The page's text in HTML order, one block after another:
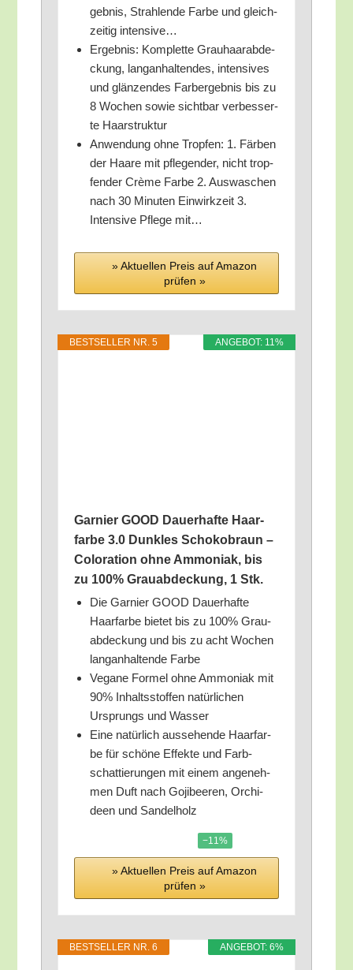
geb­nis, Strah­len­de Far­be und gleich­
zei­tig intensive…
Ergeb­nis: Kom­plet­te Grau­haar­ab­de­
ckung, lang­an­hal­ten­des, inten­si­ves
und glän­zen­des Farb­er­geb­nis bis zu
8 Wochen sowie sicht­bar ver­bes­ser­
te Haarstruktur
Anwen­dung ohne Trop­fen: 1. Fär­ben
der Haa­re mit pfle­gen­der, nicht trop­
fen­der Crè­me Far­be 2. Aus­wa­schen
nach 30 Minu­ten Ein­wirk­zeit 3.
Inten­si­ve Pfle­ge mit…
» Aktu­el­len Preis auf Ama­zon
prü­fen »
ANGE­BOT: 11%
BEST­SEL­LER NR. 5
Gar­nier GOOD Dau­er­haf­te Haar­
far­be 3.0 Dunk­les Scho­ko­braun –
Colo­ra­ti­on ohne Ammo­ni­ak, bis
zu 100% Grau­ab­de­ckung, 1 Stk.
Die Gar­nier GOOD Dau­er­haf­te
Haar­far­be bie­tet bis zu 100% Grau­
ab­de­ckung und bis zu acht Wochen
lang­an­hal­ten­de Farbe
Vega­ne For­mel ohne Ammo­ni­ak mit
90% Inhalts­stof­fen natür­li­chen
Ursprungs und Wasser
Eine natür­lich aus­se­hen­de Haar­far­
be für schö­ne Effek­te und Farb­
schat­tie­run­gen mit einem ange­neh­
men Duft nach Goji­bee­ren, Orchi­
deen und Sandelholz
−11%
» Aktu­el­len Preis auf Ama­zon
prü­fen »
ANGE­BOT: 6%
BEST­SEL­LER NR. 6